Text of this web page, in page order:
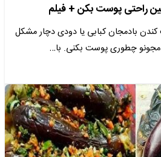
راحتی پوست بکن + فیلم
بادمجان کبابی یا دودی دچار مشکل
چطوری پوست بکنی. با…